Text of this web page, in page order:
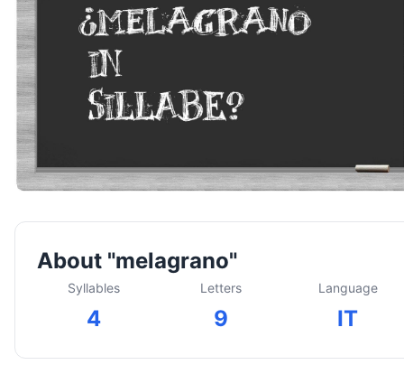
About "melagrano"
Syllables
4
Letters
9
Language
IT